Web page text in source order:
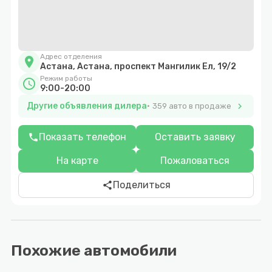
location_on Адрес отделения
Астана, Астана, проспект Мангилик Ел, 19/2
schedule Режим работы
9:00-20:00
Другие объявления дилера
359 авто в продаже chevron_right
phoneПоказать телефон Оставить заявку
На карте Пожаловаться
shareПоделиться
Похожие автомобили